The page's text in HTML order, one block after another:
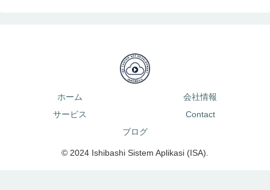
ホーム
会社情報
サービス
Contact
ブログ
© 2024 Ishibashi Sistem Aplikasi (ISA).